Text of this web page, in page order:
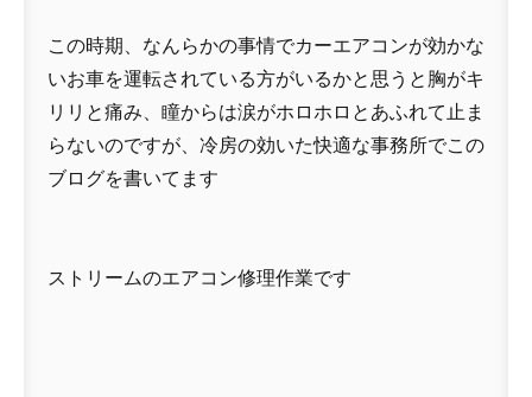
この時期、なんらかの事情でカーエアコンが効かな
いお車を運転されている方がいるかと思うと胸がキ
リリと痛み、瞳からは涙がホロホロとあふれて止ま
らないのですが、冷房の効いた快適な事務所でこの
ブログを書いてます
ストリームのエアコン修理作業です